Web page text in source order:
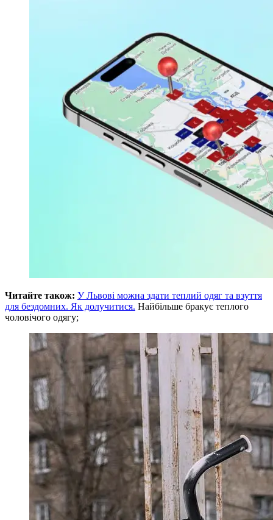
Читайте також: У Львові можна здати теплий одяг та взуття
для бездомних. Як долучитися. Найбільше бракує теплого
чоловічого одягу;